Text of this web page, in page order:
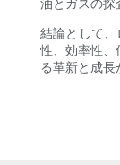
油とガスの探
結論として
性、効率性、
る革新と成長